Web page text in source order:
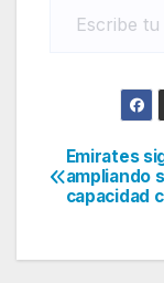
de
Emirates
ampliando
capacidad